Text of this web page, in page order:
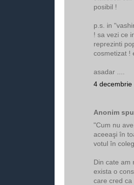
posibil !
p.s. in
! sa vezi ce
reprezinti
cosmetizat !
asadar ....
4
Anonim
"Cum nu
aceeaşi în
votul în
Din cate am
exista o
care cred